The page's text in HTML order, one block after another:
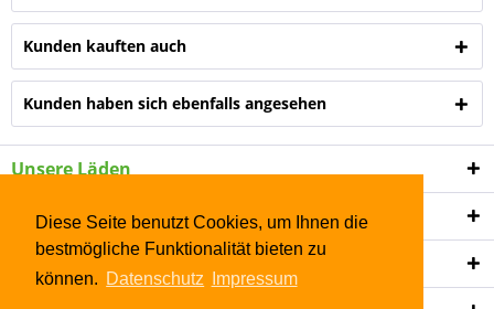
Diese Seite benutzt Cookies, um Ihnen die
bestmögliche Funktionalität bieten zu
können. Datenschutz Impressum
Kunden kauften auch
Kunden haben sich ebenfalls angesehen
Unsere Läden
Shop Service
Informationen